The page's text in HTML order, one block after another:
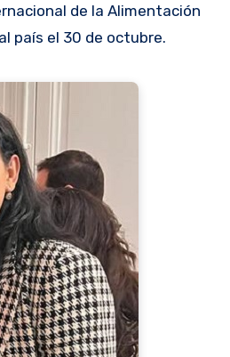
de la Alimentación
país el 30 de octubre.